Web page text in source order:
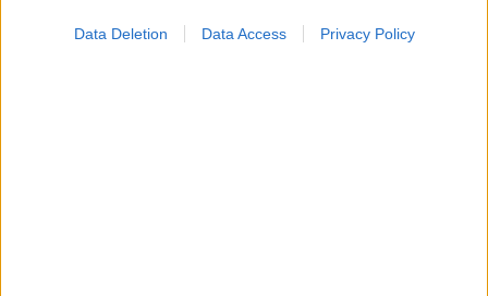
Data Deletion Data Access Privacy Policy